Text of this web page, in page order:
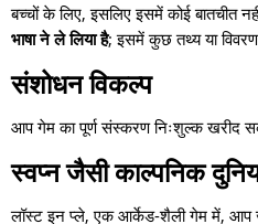
बच्चों के लिए, इसलिए इसमें कोई बातचीत
भाषा ने ले लिया है; इसमें कुछ तथ्य या
संशोधन विकल्प
आप गेम का पूर्ण संस्करण निःशुल्क खरीद
स्वप्न जैसी काल्पनिक
लॉस्ट इन प्ले, एक आर्केड-शैली गेम में, आप